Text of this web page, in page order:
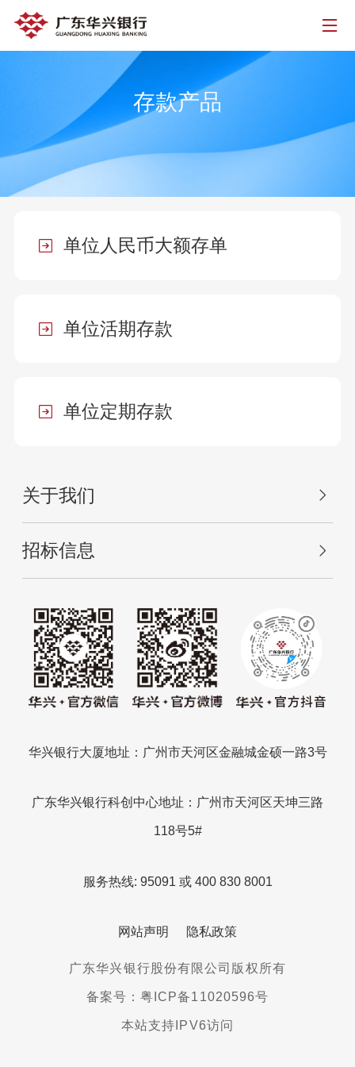
存款产品
单位人民币大额存单
单位活期存款
单位定期存款
关于我们
招标信息
华兴银行大厦地址：广州市天河区金融城金硕一路3号
广东华兴银行科创中心地址：广州市天河区天坤三路
118号5#
服务热线: 95091 或 400 830 8001
网站声明 隐私政策
广东华兴银行股份有限公司版权所有
备案号：粤ICP备11020596号
本站支持IPV6访问